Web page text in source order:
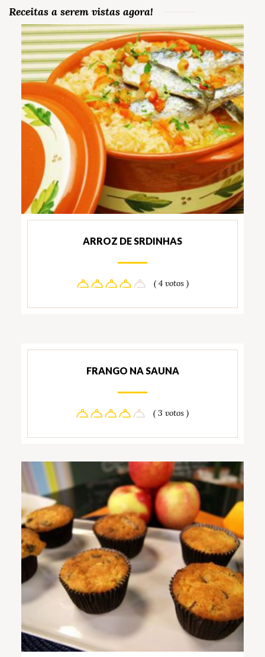
Receitas a serem vistas agora!
ARROZ DE SRDINHAS
( 4 votos )
FRANGO NA SAUNA
( 3 votos )